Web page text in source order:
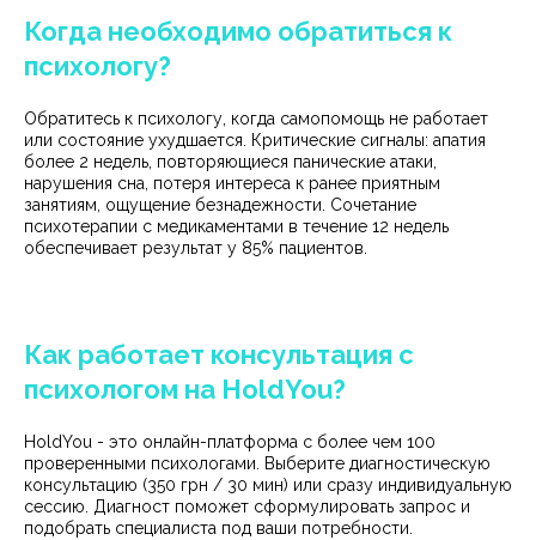
Когда необходимо обратиться к
психологу?
Обратитесь к психологу, когда самопомощь не работает
или состояние ухудшается. Критические сигналы: апатия
более 2 недель, повторяющиеся панические атаки,
нарушения сна, потеря интереса к ранее приятным
занятиям, ощущение безнадежности. Сочетание
психотерапии с медикаментами в течение 12 недель
обеспечивает результат у 85% пациентов.
Как работает консультация с
психологом на HoldYou?
HoldYou - это онлайн-платформа с более чем 100
проверенными психологами. Выберите диагностическую
консультацию (350 грн / 30 мин) или сразу индивидуальную
сессию. Диагност поможет сформулировать запрос и
подобрать специалиста под ваши потребности.